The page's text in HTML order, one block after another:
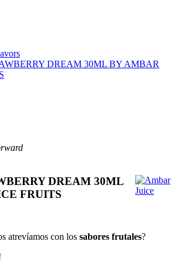
DREAM 30ML BY AMBAR
DREAM 30ML
FRUITS
atrevíamos con los sabores frutales?